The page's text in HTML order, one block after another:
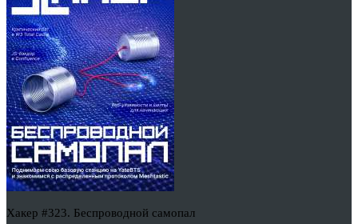
Хакер #323. Беспроводной самопал